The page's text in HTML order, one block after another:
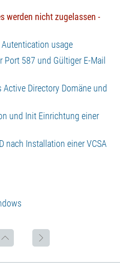
werden nicht zugelassen -
Autentication usage
587 und Gültiger E-Mail
Directory Domäne und
und Init Einrichtung einer
nach Installation einer VCSA